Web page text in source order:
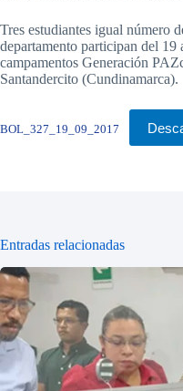
Tres estudiantes igual número
departamento participan del 19
campamentos Generación
Santandercito (Cundinamarca).
BOL_327_19_09_2017
Entradas relacionadas